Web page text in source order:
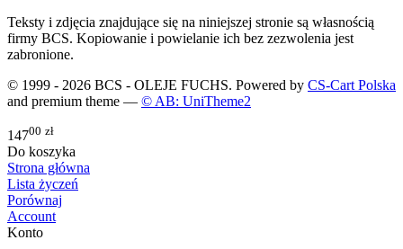
Teksty i zdjęcia znajdujące się na niniejszej stronie są własnością
firmy BCS. Kopiowanie i powielanie ich bez zezwolenia jest
zabronione.
© 1999 - 2026 BCS - OLEJE FUCHS. Powered by CS-Cart Polska
and premium theme — © AB: UniTheme2
14700 zł
Do koszyka
Strona główna
Lista życzeń
Porównaj
Account
Konto